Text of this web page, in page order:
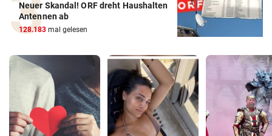
Neuer Skandal! ORF dreht Haushalten
Antennen ab
128.183 mal gelesen